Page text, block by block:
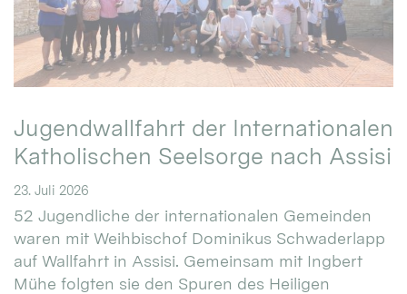
Jugendwallfahrt der Internationalen
Katholischen Seelsorge nach Assisi
23. Juli 2026
52 Jugendliche der internationalen Gemeinden
waren mit Weihbischof Dominikus Schwaderlapp
auf Wallfahrt in Assisi. Gemeinsam mit Ingbert
Mühe folgten sie den Spuren des Heiligen